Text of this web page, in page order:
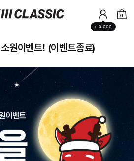
+ 3,000
0
원이벤트! (이벤트종료)